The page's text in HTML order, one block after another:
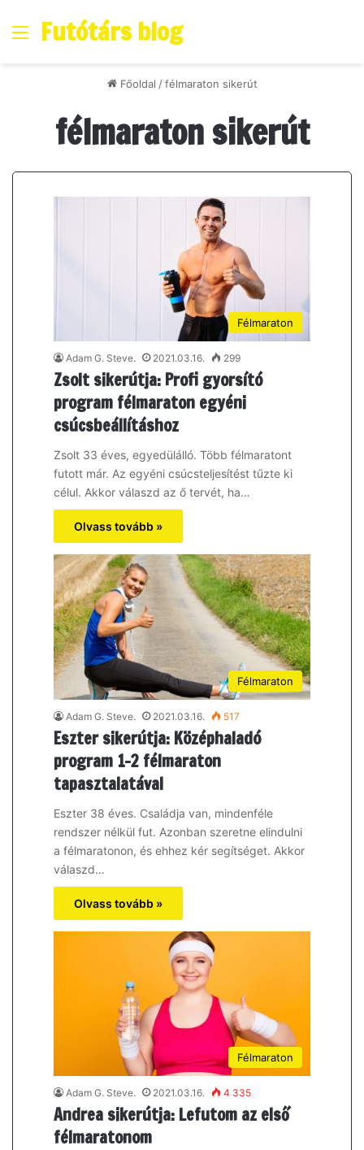
Menő
Futótárs blog
Főoldal / félmaraton sikerút
félmaraton sikerút
Félmaraton
Adam G. Steve. 2021.03.16. 299
Zsolt sikerútja: Profi gyorsító
program félmaraton egyéni
csúcsbeállításhoz
Zsolt 33 éves, egyedülálló. Több félmaratont
futott már. Az egyéni csúcsteljesítést tűzte ki
célul. Akkor válaszd az ő tervét, ha…
Olvass tovább »
Félmaraton
Adam G. Steve. 2021.03.16. 517
Eszter sikerútja: Középhaladó
program 1-2 félmaraton
tapasztalatával
Eszter 38 éves. Családja van, mindenféle
rendszer nélkül fut. Azonban szeretne elindulni
a félmaratonon, és ehhez kér segítséget. Akkor
válaszd…
Olvass tovább »
Félmaraton
Adam G. Steve. 2021.03.16. 4 335
Andrea sikerútja: Lefutom az első
félmaratonom